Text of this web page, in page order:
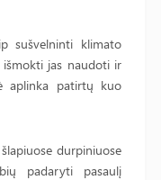
sušvelninti klimato
išmokti jas naudoti ir
aplinka patirtų kuo
durpiniuose
padaryti pasaulį